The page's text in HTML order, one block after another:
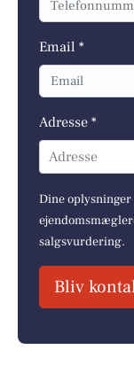
Email *
Adresse *
Adresse
Dine
salgsvurdering.
Bliv